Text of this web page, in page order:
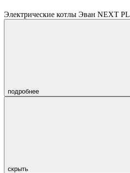
Электрические котлы Эван NEXT
подробнее
скрыть